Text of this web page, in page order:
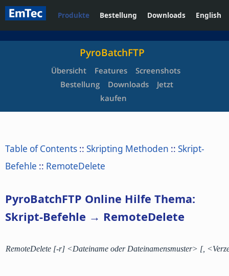
Produkte Bestellung Downloads English
PyroBatchFTP
Übersicht Features
Screenshots
Bestellung
Downloads
Jetzt
kaufen
Table of Contents :: Skripting Methoden :: Skript-
Befehle :: RemoteDelete
PyroBatchFTP Online Hilfe Thema:
Skript-Befehle → RemoteDelete
RemoteDelete [-r] <Dateiname oder Dateinamensmuster> [,